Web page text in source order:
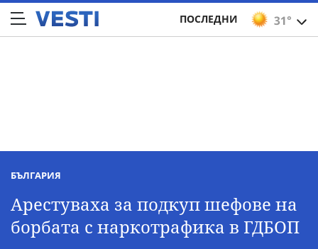
31°
ПОСЛЕДНИ
БЪЛГАРИЯ
Арестуваха за подкуп шефове на
борбата с наркотрафика в ГДБОП